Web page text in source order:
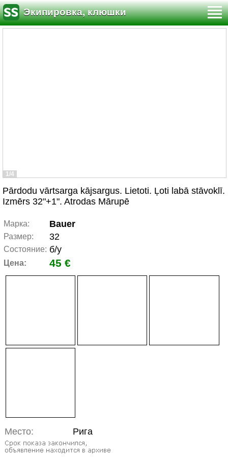
Экипировка, клюшки
1/4
Pārdodu vārtsarga kājsargus. Lietoti. Ļoti labā stāvoklī.
Izmērs 32"+1". Atrodas Mārupē
Марка: Bauer
Размер: 32
Состояние: б/у
Цена: 45 €
Место: Рига